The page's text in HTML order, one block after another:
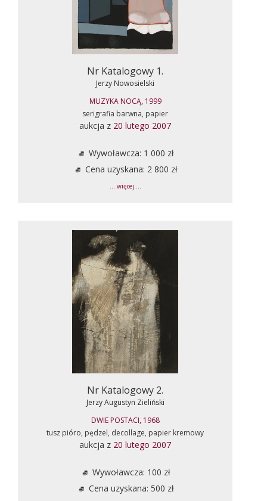
Nr Katalogowy 1.
Jerzy Nowosielski
MUZYKA NOCĄ, 1999
serigrafia barwna, papier
aukcja z 20 lutego 2007
Wywoławcza: 1 000 zł
Cena uzyskana: 2 800 zł
... więcej ...
Nr Katalogowy 2.
Jerzy Augustyn Zieliński
DWIE POSTACI, 1968
tusz pióro, pędzel, decollage, papier kremowy
aukcja z 20 lutego 2007
Wywoławcza: 100 zł
Cena uzyskana: 500 zł